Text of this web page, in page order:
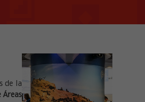
de la
Áreas